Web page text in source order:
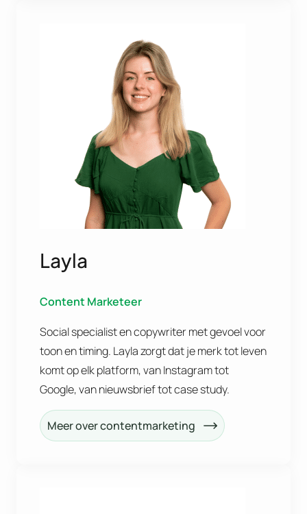
Layla
Content Marketeer
Social specialist en copywriter met gevoel voor
toon en timing. Layla zorgt dat je merk tot leven
komt op elk platform, van Instagram tot
Google, van nieuwsbrief tot case study.
Meer over contentmarketing